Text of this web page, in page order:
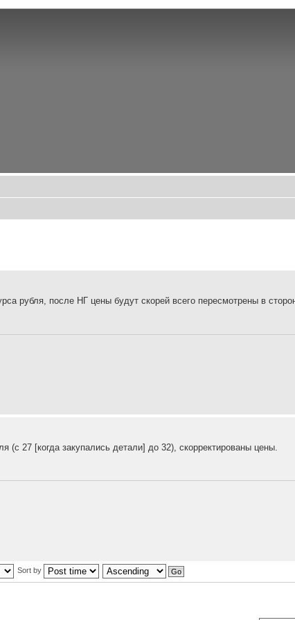
рубля, после НГ цены будут скорей всего пересмотрены в
(с 27 [когда закупались детали] до 32), скорректированы цены.
Sort by